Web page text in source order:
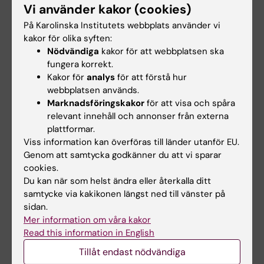
att gå. Utbildningen ger en stark grund och
öppnar dörrar till många olika områden - klinik,
forskning, undervisning, utveckling och mer
därtill. Vill du vara med och bidra till en hållbar
framtid och spela en viktig roll i hälso- och
sjukvårdens utveckling, så är biomedicinsk
analytiker helt rätt val!
Skriv gärna också vilket år du tog examen
och vilka övriga utbildningar du har gått
exempelvis magister/master/doktorand.
Jag tog examen 2019 och har sedan dess
arbetat på olika arbetsplatser. Jag brinner lite
extra för digitala lösningar och AI inom hälso-
och sjukvården och tycker det är viktigt att
biomedicinska analytiker är med och
utvecklar, kvalitetssäkrar och leder den
Vi använder kakor (cookies)
På Karolinska Institutets webbplats använder vi
kakor för olika syften:
Nödvändiga kakor för att webbplatsen ska
fungera korrekt.
Kakor för analys för att förstå hur
webbplatsen används.
Marknadsföringskakor för att visa och spåra
relevant innehåll och annonser från externa
plattformar.
Viss information kan överföras till länder utanför EU.
Genom att samtycka godkänner du att vi sparar
cookies.
Du kan när som helst ändra eller återkalla ditt
samtycke via kakikonen längst ned till vänster på
sidan.
Mer information om våra kakor
Read this information in English
Tillåt endast nödvändiga